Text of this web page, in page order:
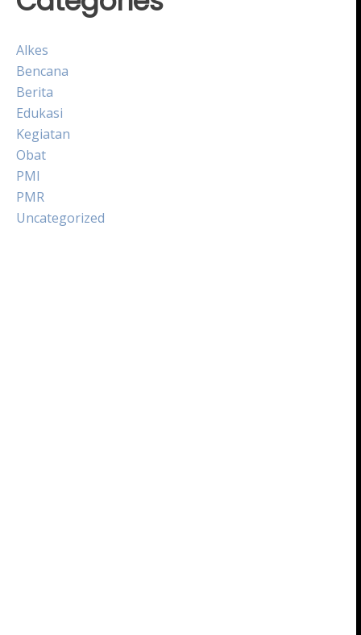
Alkes
Bencana
Berita
Edukasi
Kegiatan
Obat
PMI
PMR
Uncategorized